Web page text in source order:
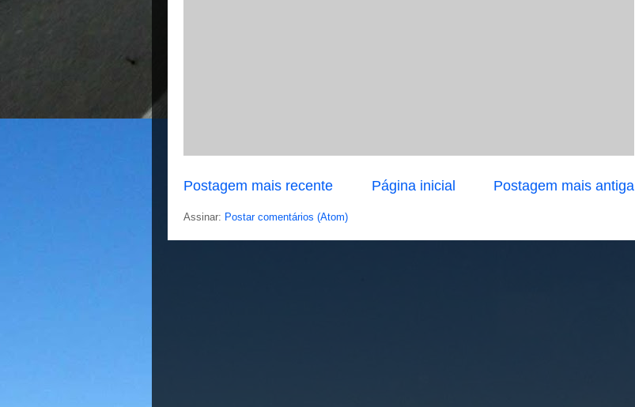
Postagem mais recente Postagem mais antiga
Página inicial
Assinar: Postar comentários (Atom)